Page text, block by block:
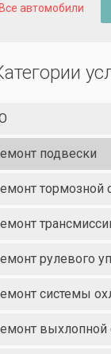
автомобили
подвески
тормозной
рулевого
системы
выхлопной